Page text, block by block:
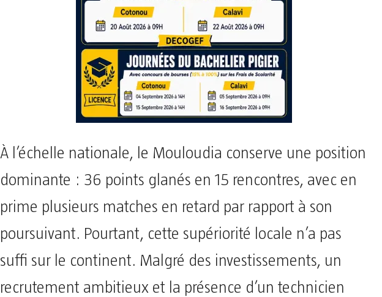
À l’échelle nationale, le Mouloudia conserve une position
dominante : 36 points glanés en 15 rencontres, avec en
prime plusieurs matches en retard par rapport à son
poursuivant. Pourtant, cette supériorité locale n’a pas
suffi sur le continent. Malgré des investissements, un
recrutement ambitieux et la présence d’un technicien